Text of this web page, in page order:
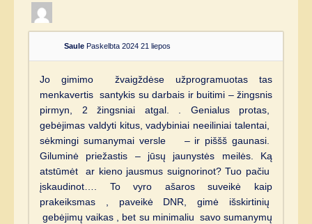
Saule Paskelbta 2024 21 liepos
Jo gimimo žvaigždėse užprogramuotas tas
menkavertis santykis su darbais ir buitimi – žingsnis
pirmyn, 2 žingsniai atgal. . Genialus protas,
gebėjimas valdyti kitus, vadybiniai neeiliniai talentai,
sėkmingi sumanymai versle – ir piššš gaunasi.
Giluminė priežastis – jūsų jaunystės meilės. Ką
atstūmėt ar kieno jausmus suignorinot? Tuo pačiu
įskaudinot…. To vyro ašaros suveikė kaip
prakeiksmas , paveikė DNR, gimė išskirtinių
gebėjimų vaikas , bet su minimaliu savo sumanymų